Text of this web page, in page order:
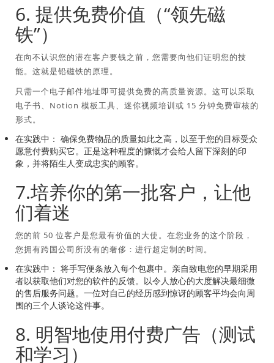
6. 提供免费价值（“领先磁
铁”）
在向不认识您的潜在客户要钱之前，您需要向他们证明您的技
能。这就是铅磁铁的原理。
只需一个电子邮件地址即可提供免费的高质量资源。这可以采取
电子书、Notion 模板工具、迷你视频培训或 15 分钟免费审核的
形式。
在实践中： 确保免费物品的质量如此之高，以至于您的目标受众
愿意付费购买它。正是这种程度的慷慨才会给人留下深刻的印
象，并将陌生人变成忠实的顾客。
7.培养你的第一批客户，让他
们着迷
您的前 50 位客户是您最有价值的大使。在您业务的这个阶段，
您拥有跨国公司所没有的奢侈：进行超定制的时间。
在实践中： 将手写便条放入每个包裹中。亲自致电您的早期采用
者以获取他们对您的软件的反馈。以令人放心的大度解决最细微
的售后服务问题。一位对自己的经历感到惊讶的顾客平均会向周
围的三个人谈论这件事。
8. 明智地使用付费广告（测试
和学习）